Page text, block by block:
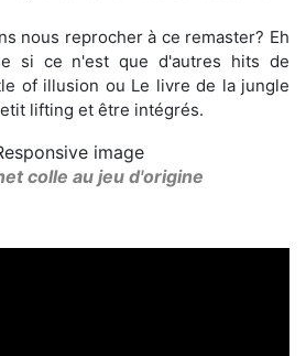
nous reprocher à ce remaster? Eh
si ce n'est que d'autres hits de
of illusion ou Le livre de la jungle
lifting et être intégrés.
colle au jeu d'origine